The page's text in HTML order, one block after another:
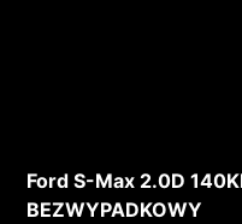
Ford S-Max 2.0D
BEZWYPADKOWY